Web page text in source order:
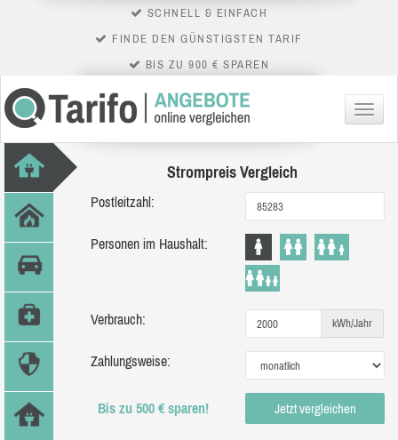
SCHNELL & EINFACH
FINDE DEN GÜNSTIGSTEN TARIF
BIS ZU 900 € SPAREN
Menü
Strompreis Vergleich
Postleitzahl:
Personen im Haushalt:
Verbrauch: kWh/Jahr
Zahlungsweise:
Bis zu 500 € sparen! Jetzt vergleichen